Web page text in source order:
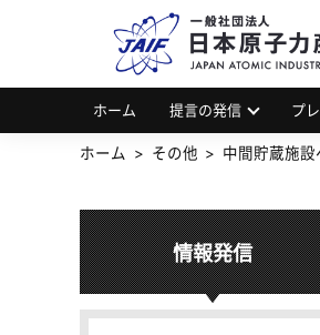
ホーム 提言の発信 プ
ホーム その他 中間貯蔵施
情報発信